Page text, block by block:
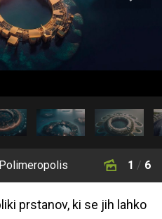
1 / 6
prstanov, ki se jih lahko